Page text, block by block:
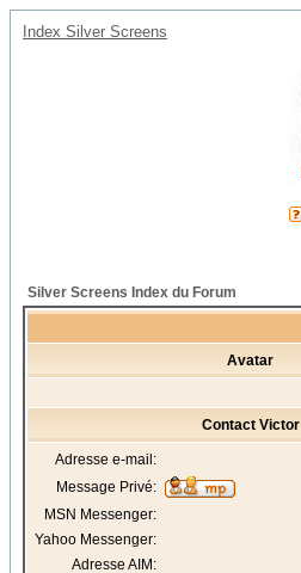
Index Silver Screens
Silver Screens Index du Forum
Avatar
Contact Victor
Adresse e-mail:
Message Privé:
MSN Messenger:
Yahoo Messenger:
Adresse AIM: